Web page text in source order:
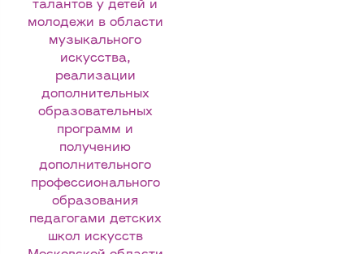
талантов у детей и
молодежи в области
музыкального
искусства,
реализации
дополнительных
образовательных
программ и
получению
дополнительного
профессионального
образования
педагогами детских
школ искусств